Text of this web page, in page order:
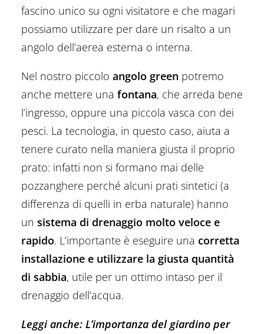
fascino unico su ogni visitatore e che magari
possiamo utilizzare per dare un risalto a un
angolo dell’aerea esterna o interna.
Nel nostro piccolo angolo green potremo
anche mettere una fontana, che arreda bene
l’ingresso, oppure una piccola vasca con dei
pesci. La tecnologia, in questo caso, aiuta a
tenere curato nella maniera giusta il proprio
prato: infatti non si formano mai delle
pozzanghere perché alcuni prati sintetici (a
differenza di quelli in erba naturale) hanno
un sistema di drenaggio molto veloce e
rapido. L’importante è eseguire una corretta
installazione e utilizzare la giusta quantità
di sabbia, utile per un ottimo intaso per il
drenaggio dell’acqua.
Leggi anche: L’importanza del giardino per